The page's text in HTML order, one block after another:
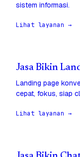
sistem informasi.
Lihat layanan →
Jasa Bikin
Landing page
cepat, fokus, siap
Lihat layanan →